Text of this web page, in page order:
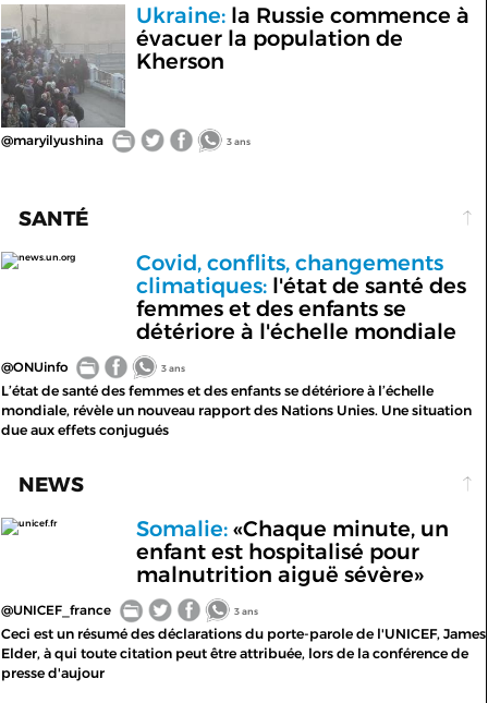
Ukraine:la Russie commence à
évacuer la population de
Kherson
@maryilyushina 3 ans
SANTÉ
news.un.org
Covid, conflits, changements
climatiques:l'état de santé des
femmes et des enfants se
détériore à l'échelle mondiale
@ONUinfo 3 ans
L’état de santé des femmes et des enfants se détériore à l’échelle
mondiale, révèle un nouveau rapport des Nations Unies. Une situation
due aux effets conjugués
NEWS
unicef.fr Somalie:«Chaque minute, un
enfant est hospitalisé pour
malnutrition aiguë sévère»
@UNICEF_france 3 ans
Ceci est un résumé des déclarations du porte-parole de l'UNICEF, James
Elder, à qui toute citation peut être attribuée, lors de la conférence de
presse d'aujour